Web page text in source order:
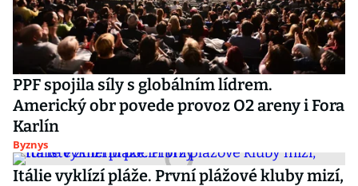
PPF spojila síly s globálním lídrem.
Americký obr povede provoz O2 areny i Fora
Karlín
Byznys
Itálie vyklízí pláže. První plážové kluby mizí,